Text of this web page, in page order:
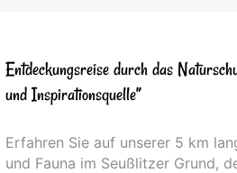
Entdeckungsreise durch das
und Inspirationsquelle”
Erfahren Sie auf unserer 5 km
und Fauna im Seußlitzer Grund,